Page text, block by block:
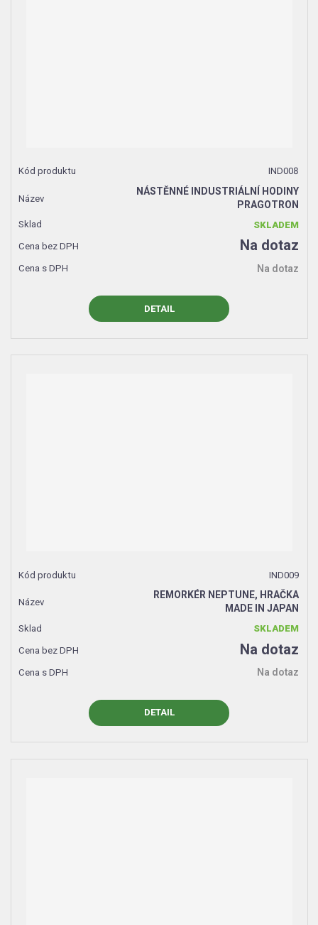
IND008
NÁSTĚNNÉ INDUSTRIÁLNÍ HODINY
PRAGOTRON
SKLADEM
Na dotaz
Na dotaz
DETAIL
IND009
REMORKÉR NEPTUNE, HRAČKA
MADE IN JAPAN
SKLADEM
Na dotaz
Na dotaz
DETAIL